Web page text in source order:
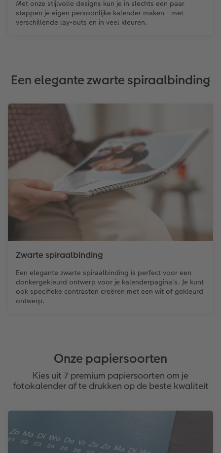
Met onze stijlvolle designs kun je in slechts een paar
stappen je eigen persoonlijke kalender maken - met
verschillende lay-outs en in veel kleuren.
Een elegante zwarte spiraalbinding
Zwarte spiraalbinding
Een elegante zwarte spiraalbinding is perfect voor een
donkergekleurd ontwerp voor je kalenderpagina's. Je kunt
ook specifieke contrasten creëren met een wit of gekleurd
ontwerp.
Onze papiersoorten
Kies uit 7 premium papiersoorten om je
fotokalender af te drukken op de beste kwaliteit